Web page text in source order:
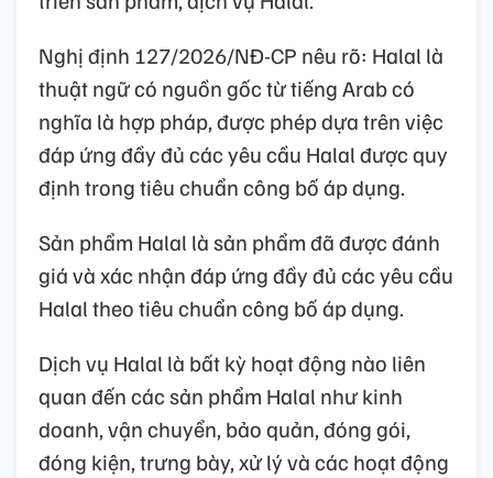
Nghị định 127/2026/NĐ-CP nêu rõ: Halal là
thuật ngữ có nguồn gốc từ tiếng Arab có
nghĩa là hợp pháp, được phép dựa trên việc
đáp ứng đầy đủ các yêu cầu Halal được quy
định trong tiêu chuẩn công bố áp dụng.
Sản phẩm Halal là sản phẩm đã được đánh
giá và xác nhận đáp ứng đầy đủ các yêu cầu
Halal theo tiêu chuẩn công bố áp dụng.
Dịch vụ Halal là bất kỳ hoạt động nào liên
quan đến các sản phẩm Halal như kinh
doanh, vận chuyển, bảo quản, đóng gói,
đóng kiện, trưng bày, xử lý và các hoạt động